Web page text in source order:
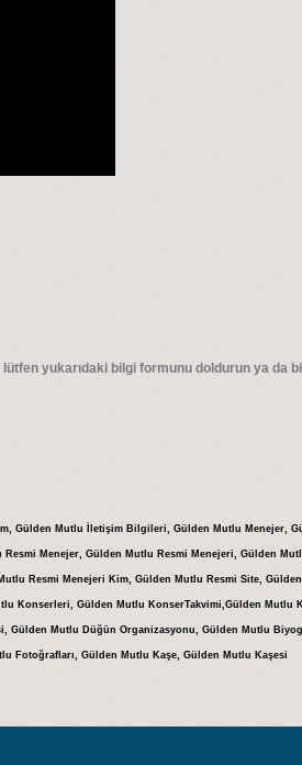
yukarıdaki bilgi formunu doldurun ya da
Gülden Mutlu İletişim Bilgileri, Gülden Mutlu Menejer,
Menejer, Gülden Mutlu Resmi Menejeri, Gülden
Resmi Menejeri Kim, Gülden Mutlu Resmi Site,
Konserleri, Gülden Mutlu KonserTakvimi,Gülden Mutlu
Mutlu Düğün Organizasyonu, Gülden Mutlu
Fotoğrafları, Gülden Mutlu Kaşe, Gülden Mutlu Kaşesi